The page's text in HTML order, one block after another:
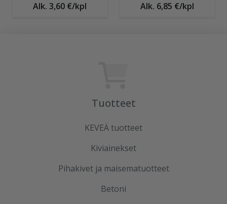
Alk. 3,60 €/kpl
Alk. 6,85 €/kpl
Tuotteet
KEVEÄ tuotteet
Kiviainekset
Pihakivet ja maisematuotteet
Betoni